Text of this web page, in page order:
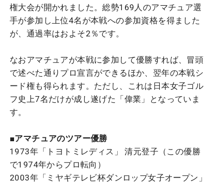
権大会が開かれました。総勢169人のアマチュア選
手が参加し上位4名が本戦への参加資格を得ました
が、通過率はおよそ2％です。
なおアマチュアが本戦に参加して優勝すれば、冒頭
で述べた通りプロ宣言ができるほか、翌年の本戦シ
ード権も得られます。ただし、これは日本女子ゴル
フ史上7名だけが成し遂げた「偉業」となっていま
す。
■アマチュアのツアー優勝
1973年「トヨトミレディス」 清元登子（この優勝
で1974年からプロ転向）
2003年「ミヤギテレビ杯ダンロップ女子オープン」